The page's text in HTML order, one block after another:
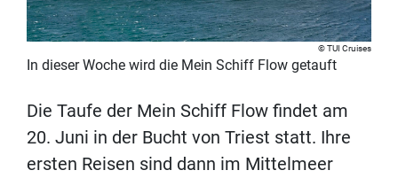
TUI Cruises
In dieser Woche wird die Mein Schiff Flow getauft
Die Taufe der Mein Schiff Flow findet am
20. Juni in der Bucht von Triest statt. Ihre
ersten Reisen sind dann im Mittelmeer